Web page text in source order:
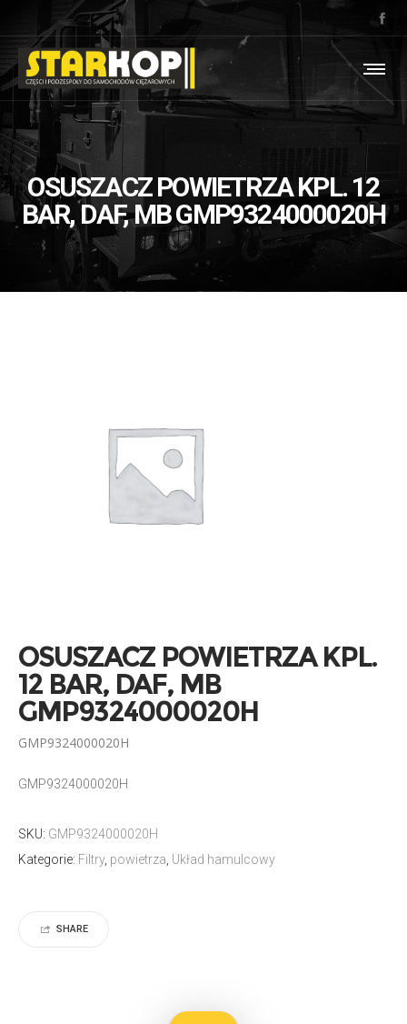
OSUSZACZ POWIETRZA KPL. 12
BAR, DAF, MB GMP9324000020H
OSUSZACZ POWIETRZA KPL.
12 BAR, DAF, MB
GMP9324000020H
GMP9324000020H
GMP9324000020H
SKU: GMP9324000020H
Kategorie: Filtry, powietrza Układ hamulcowy
SHARE